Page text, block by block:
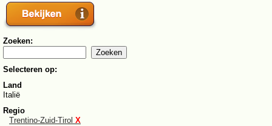
Zoeken:
Selecteren op:
Land
Italië
Regio
Trentino-Zuid-Tirol X